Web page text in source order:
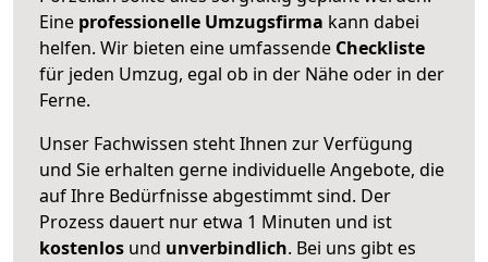
Eine professionelle Umzugsfirma kann dabei
helfen. Wir bieten eine umfassende Checkliste
für jeden Umzug, egal ob in der Nähe oder in der
Ferne.
Unser Fachwissen steht Ihnen zur Verfügung
und Sie erhalten gerne individuelle Angebote, die
auf Ihre Bedürfnisse abgestimmt sind. Der
Prozess dauert nur etwa 1 Minuten und ist
kostenlos und unverbindlich. Bei uns gibt es